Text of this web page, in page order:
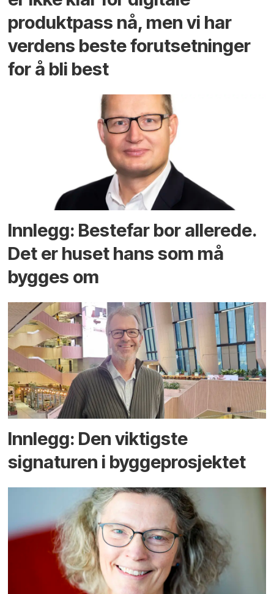
produktpass nå, men vi har
verdens beste forutsetninger
for å bli best
Innlegg: Bestefar bor allerede.
Det er huset hans som må
bygges om
Innlegg: Den viktigste
signaturen i bygge­­prosjektet